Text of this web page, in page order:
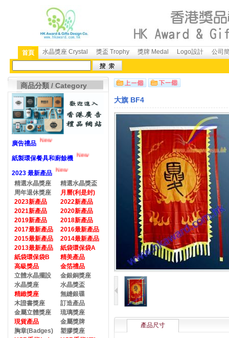
首頁 水晶獎座 Crystal 獎盃 Trophy 獎牌 Medal Logo設計 公司
商品分類 / Category
廣告禮品 New
紙製環保餐具和廚餘機 New
2023 最新產品
New
精選水晶獎座
精選水晶獎盃
周年退休獎座
月曆(利是封)
2023新產品
2022新產品
2021新產品
2020新產品
2019新產品
2018新產品
2017最新產品
2016最新產品
2015最新產品
2014最新產品
2013最新產品
紙袋環保袋A
紙袋環保袋B
精美產品
高級獎品
金箔禮品
立體水晶擺設
金銀銅獎座
水晶獎座
水晶獎盃
精緻獎座
無縫銀碟
木證書獎座
訂造產品
金屬立體獎座
琉璃獎座
現貨產品
金屬獎牌
胸章(Badges)
塑膠獎座
大旗 BF4
產品尺寸